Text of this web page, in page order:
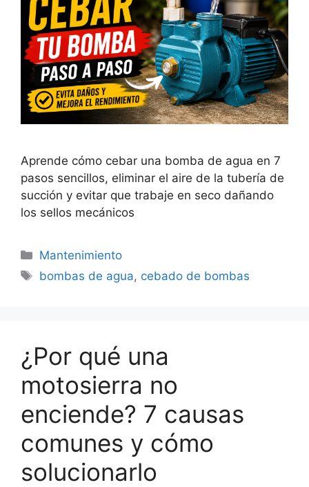
Aprende cómo cebar una bomba de agua en 7
pasos sencillos, eliminar el aire de la tubería de
succión y evitar que trabaje en seco dañando
los sellos mecánicos
Categorías
Mantenimiento
Etiquetas
bombas de agua, cebado de bombas
¿Por qué una
motosierra no
enciende? 7 causas
comunes y cómo
solucionarlo